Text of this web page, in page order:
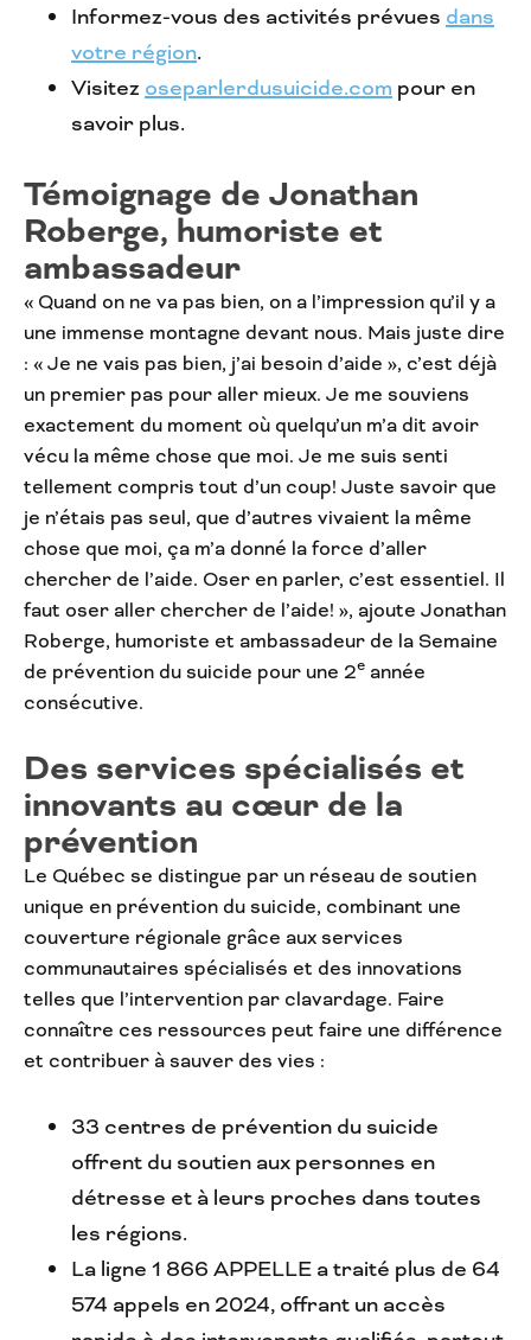
Informez-vous des activités prévues dans
votre région.
Visitez oseparlerdusuicide.com pour en
savoir plus.
Témoignage de Jonathan
Roberge, humoriste et
ambassadeur
« Quand on ne va pas bien, on a l’impression qu’il y a
une immense montagne devant nous. Mais juste dire
: « Je ne vais pas bien, j’ai besoin d’aide », c’est déjà
un premier pas pour aller mieux. Je me souviens
exactement du moment où quelqu’un m’a dit avoir
vécu la même chose que moi. Je me suis senti
tellement compris tout d’un coup! Juste savoir que
je n’étais pas seul, que d’autres vivaient la même
chose que moi, ça m’a donné la force d’aller
chercher de l’aide. Oser en parler, c’est essentiel. Il
faut oser aller chercher de l’aide! », ajoute Jonathan
Roberge, humoriste et ambassadeur de la Semaine
de prévention du suicide pour une 2e année
consécutive.
Des services spécialisés et
innovants au cœur de la
prévention
Le Québec se distingue par un réseau de soutien
unique en prévention du suicide, combinant une
couverture régionale grâce aux services
communautaires spécialisés et des innovations
telles que l’intervention par clavardage. Faire
connaître ces ressources peut faire une différence
et contribuer à sauver des vies :
33 centres de prévention du suicide
offrent du soutien aux personnes en
détresse et à leurs proches dans toutes
les régions.
La ligne 1 866 APPELLE a traité plus de 64
574 appels en 2024, offrant un accès